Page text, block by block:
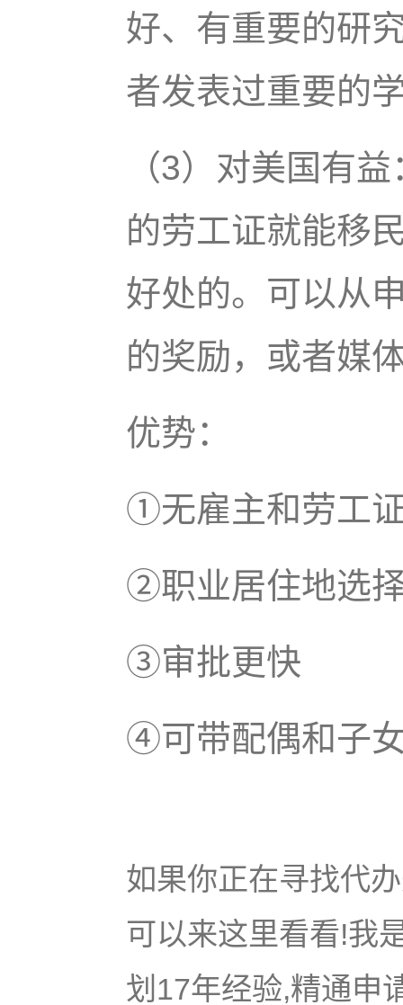
好、有重要的研
者发表过重要的
（3）对美国有
的劳工证就能移
好处的。可以从
的奖励，或者媒
优势：
①无雇主和劳工
②职业居住地选
③审批更快
④可带配偶和子
如果你正在寻找代
可以来这里看看!我
划17年经验,精通申